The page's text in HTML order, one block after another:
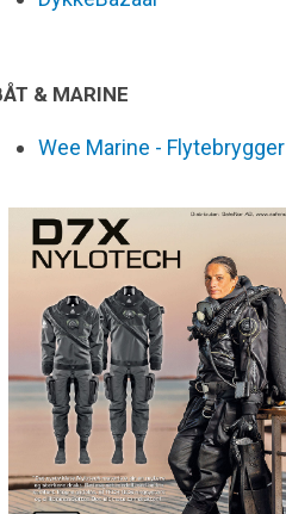
& MARINE
Wee Marine - Flytebrygger